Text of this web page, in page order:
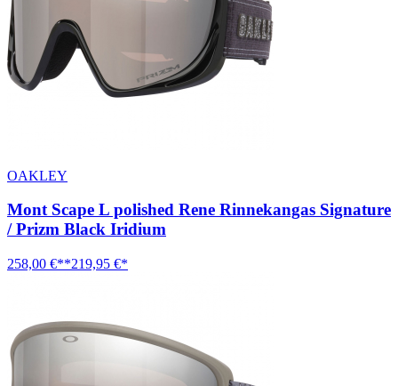
OAKLEY
Mont Scape L polished Rene Rinnekangas Signature
/ Prizm Black Iridium
258,00 €**219,95 €*